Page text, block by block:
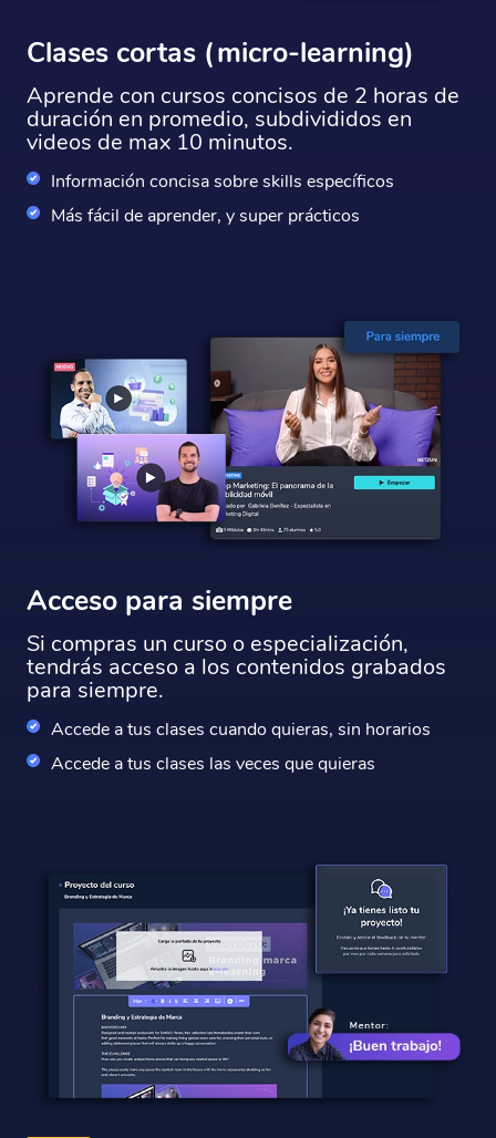
Clases cortas (micro-learning)
Aprende con cursos concisos de 2 horas de
duración en promedio, subdivididos en
videos de max 10 minutos.
Información concisa sobre skills específicos
Más fácil de aprender, y super prácticos
Acceso para siempre
Si compras un curso o especialización,
tendrás acceso a los contenidos grabados
para siempre.
Accede a tus clases cuando quieras, sin horarios
Accede a tus clases las veces que quieras